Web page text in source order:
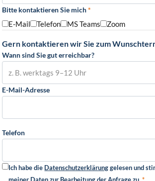
Bitte kontaktieren Sie mich*
E-Mail Telefon MS Teams Zoom
Gern kontaktieren wir Sie zum
Wann sind Sie gut erreichbar?
E-Mail-Adresse
Telefon
Ich habe die Datenschutzerklärunggelesen und
meiner Daten zur Bearbeitung der Anfrage zu.*